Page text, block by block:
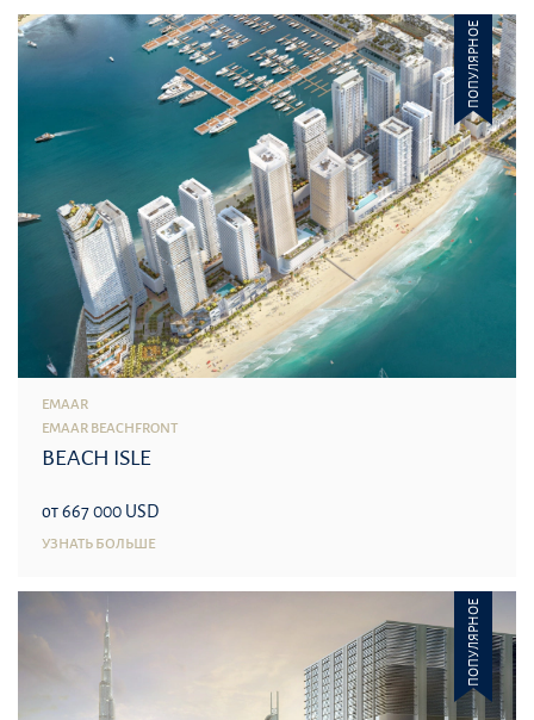
ПОПУЛЯРНОЕ
EMAAR
EMAAR BEACHFRONT
BEACH ISLE
от 667 000 USD
УЗНАТЬ БОЛЬШЕ
ПОПУЛЯРНОЕ